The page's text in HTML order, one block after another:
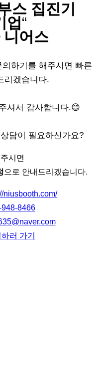
스 집진기
업“
니어스
하기를 해주시면 빠른
리겠습니다.
셔서 감사합니다.😊
담이 필요하신가요?
시면
으로 안내드리겠습니다.
niusbooth.com/
8466
러 가기